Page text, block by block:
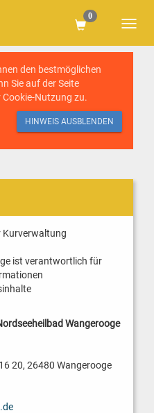
0
den bestmöglichen
Sie auf der Seite
Cookie-Nutzung zu.
HINWEIS AUSBLENDEN
Kurverwaltung
ist verantwortlich für
Wangerooge
20, 26480 Wangerooge